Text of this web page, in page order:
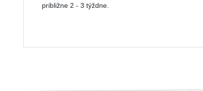
približne 2 - 3 týždne.